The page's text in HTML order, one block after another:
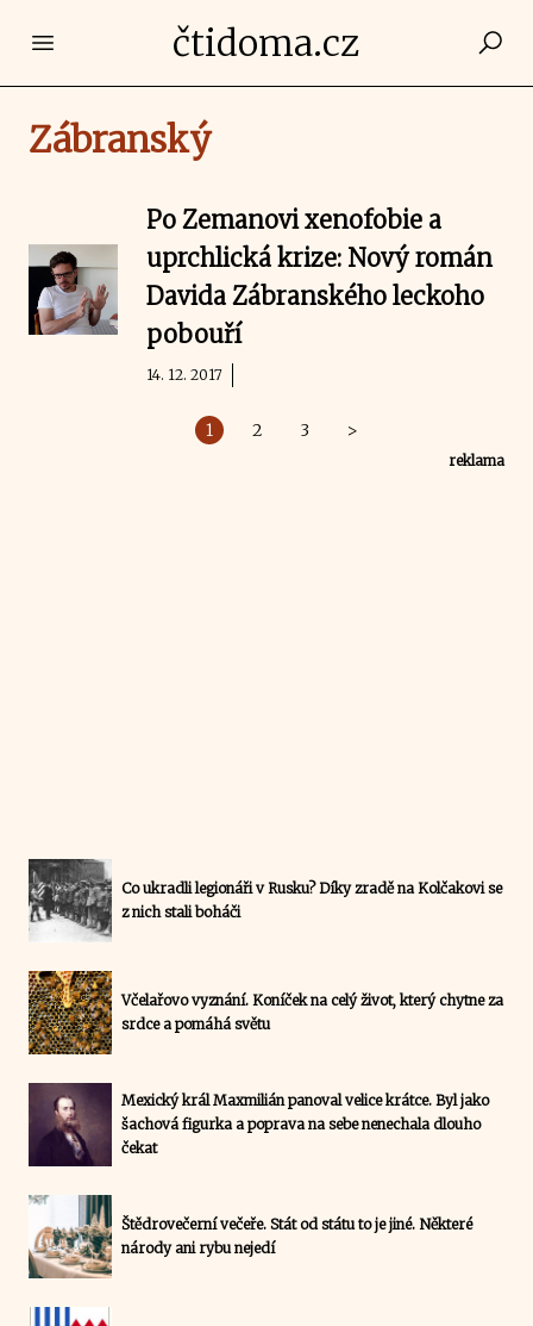
Open main menučtidoma.cz
Zábranský
Po Zemanovi xenofobie a
uprchlická krize: Nový román
Davida Zábranského leckoho
pobouří
14. 12. 2017
1 2 3 >
reklama
Co ukradli legionáři v Rusku? Díky zradě na Kolčakovi se
z nich stali boháči
Včelařovo vyznání. Koníček na celý život, který chytne za
srdce a pomáhá světu
Mexický král Maxmilián panoval velice krátce. Byl jako
šachová figurka a poprava na sebe nenechala dlouho
čekat
Štědrovečerní večeře. Stát od státu to je jiné. Některé
národy ani rybu nejedí